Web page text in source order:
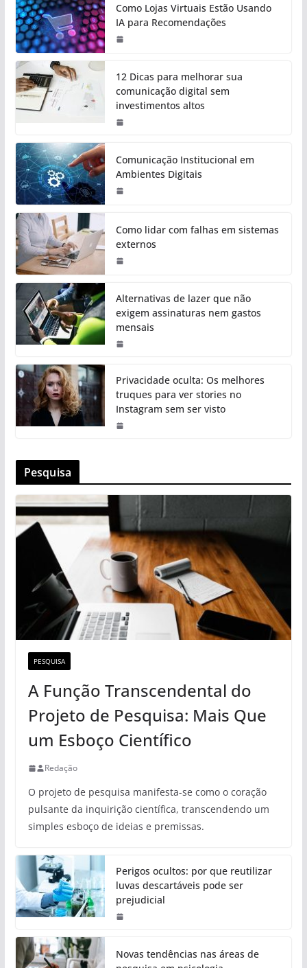
Como Lojas Virtuais Estão Usando
IA para Recomendações
12 Dicas para melhorar sua
comunicação digital sem
investimentos altos
Comunicação Institucional em
Ambientes Digitais
Como lidar com falhas em sistemas
externos
Alternativas de lazer que não
exigem assinaturas nem gastos
mensais
Privacidade oculta: Os melhores
truques para ver stories no
Instagram sem ser visto
Pesquisa
PESQUISA
A Função Transcendental do
Projeto de Pesquisa: Mais Que
um Esboço Científico
Redação
O projeto de pesquisa manifesta-se como o coração
pulsante da inquirição científica, transcendendo um
simples esboço de ideias e premissas.
Perigos ocultos: por que reutilizar
luvas descartáveis pode ser
prejudicial
Novas tendências nas áreas de